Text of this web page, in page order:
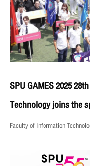
SPU GAMES 2025
Technology joins the
Faculty of Information